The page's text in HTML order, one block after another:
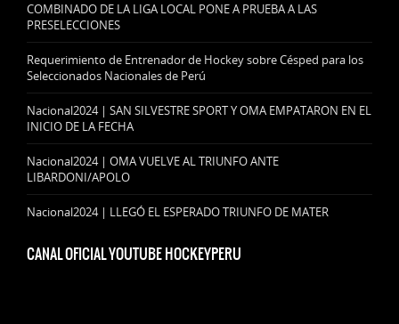
COMBINADO DE LA LIGA LOCAL PONE A PRUEBA A LAS
PRESELECCIONES
Requerimiento de Entrenador de Hockey sobre Césped para los
Seleccionados Nacionales de Perú
Nacional2024 | SAN SILVESTRE SPORT Y OMA EMPATARON EN EL
INICIO DE LA FECHA
Nacional2024 | OMA VUELVE AL TRIUNFO ANTE
LIBARDONI/APOLO
Nacional2024 | LLEGÓ EL ESPERADO TRIUNFO DE MATER
CANAL OFICIAL YOUTUBE HOCKEYPERU